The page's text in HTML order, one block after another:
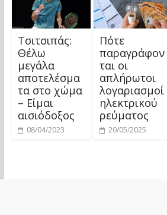
Τσιτσιπάς:
Θέλω
μεγάλα
αποτελέσμα
τα στο χώμα
– Είμαι
αισιόδοξος
08/04/2023
Πότε
παραγράφον
ται οι
απλήρωτοι
λογαριασμοί
ηλεκτρικού
ρεύματος
20/05/2025